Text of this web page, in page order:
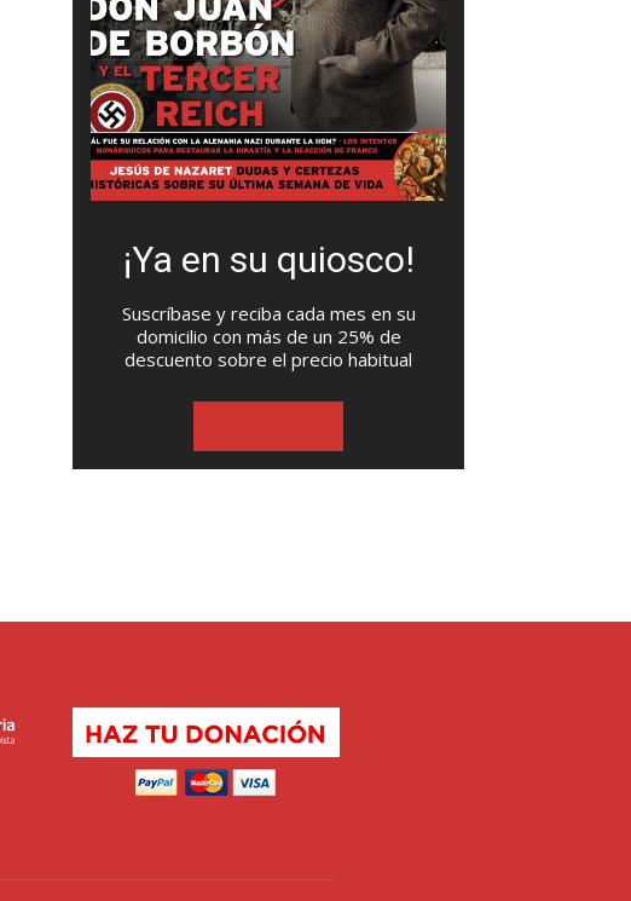
¡Ya en su quiosco!
Suscríbase y reciba cada mes en su
domicilio con más de un 25% de
descuento sobre el precio habitual